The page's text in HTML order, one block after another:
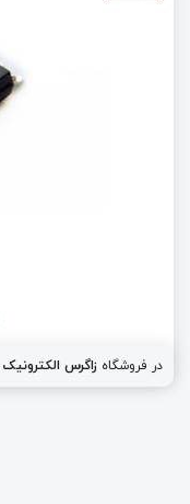
در فروشگاه زاگرس الکترونیک